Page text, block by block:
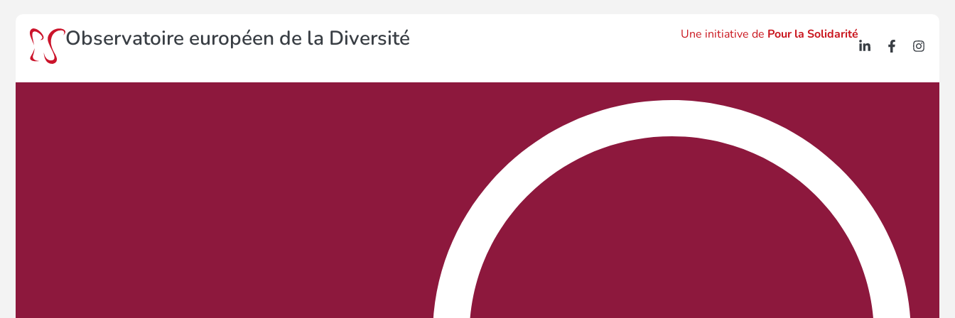
Observatoire européen de la Diversité Une initiative de Pour la Solidarité